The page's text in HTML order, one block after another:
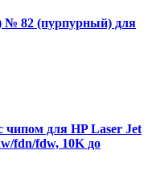
№ 82 (пурпурный) для
для HP Laser Jet
fdn/fdw, 10K до